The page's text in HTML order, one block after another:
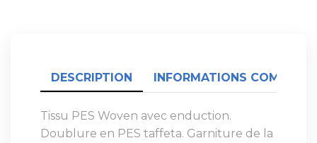
DESCRIPTION INFORMATIONS
Tissu PES Woven avec enduction.
Doublure en PES taffeta. Garniture de la